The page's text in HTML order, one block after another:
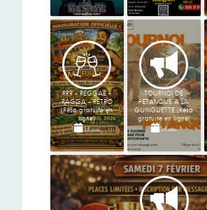
RRR - REGGAE -
RAGGA - RETRO
(Résa gratuite en
ligne)
10 avril
TOURNOI DE
PÉTANQUE À LA
GUINGUETTE (Résa
gratuite en ligne)
29 mars